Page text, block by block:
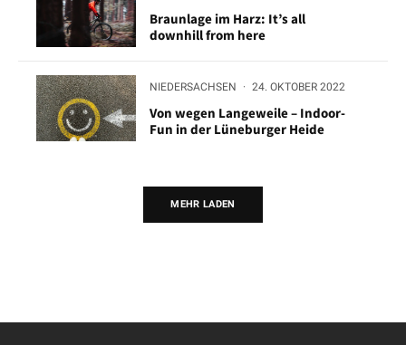
Braunlage im Harz: It’s all
downhill from here
NIEDERSACHSEN · 24. OKTOBER 2022
Von wegen Langeweile – Indoor-
Fun in der Lüneburger Heide
MEHR LADEN